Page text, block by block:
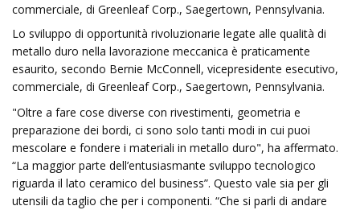
commerciale, di Greenleaf Corp., Saegertown, Pennsylvania.
Lo sviluppo di opportunità rivoluzionarie legate alle qualità di
metallo duro nella lavorazione meccanica è praticamente
esaurito, secondo Bernie McConnell, vicepresidente esecutivo,
commerciale, di Greenleaf Corp., Saegertown, Pennsylvania.
"Oltre a fare cose diverse con rivestimenti, geometria e
preparazione dei bordi, ci sono solo tanti modi in cui puoi
mescolare e fondere i materiali in metallo duro", ha affermato.
“La maggior parte dell’entusiasmante sviluppo tecnologico
riguarda il lato ceramico del business”. Questo vale sia per gli
utensili da taglio che per i componenti. “Che si parli di andare